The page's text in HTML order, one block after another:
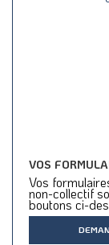
VOS
Vos
non-collectif
boutons ci-